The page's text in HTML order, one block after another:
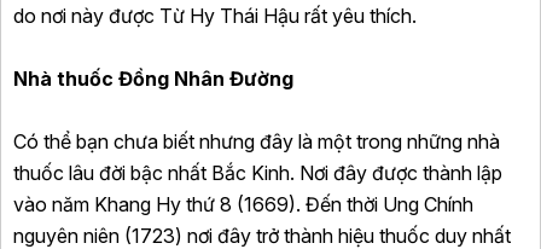
do nơi này được Từ Hy Thái Hậu rất yêu thích.
Nhà thuốc Đồng Nhân Đường
Có thể bạn chưa biết nhưng đây là một trong những nhà
thuốc lâu đời bậc nhất Bắc Kinh. Nơi đây được thành lập
vào năm Khang Hy thứ 8 (1669). Đến thời Ung Chính
nguyên niên (1723) nơi đây trở thành hiệu thuốc duy nhất